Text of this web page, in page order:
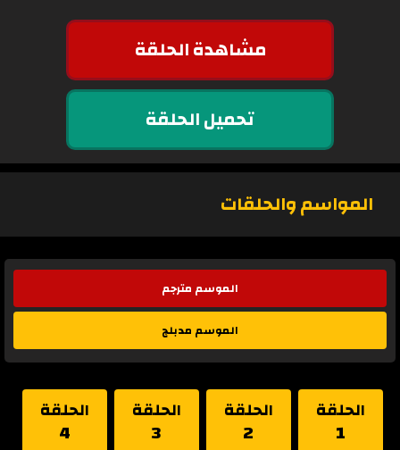
مشاهدة الحلقة
تحميل الحلقة
المواسم والحلقات
الموسم مترجم
الموسم مدبلج
الحلقة
1
الحلقة
2
الحلقة
3
الحلقة
4